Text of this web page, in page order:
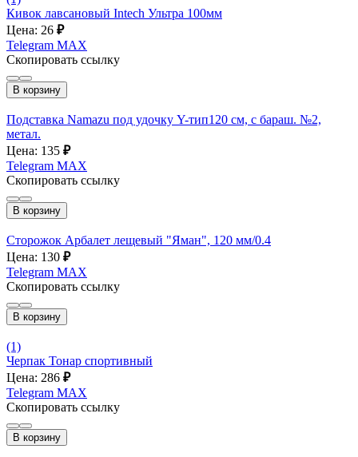
Кивок лавсановый Intech Ультра 100мм
Цена: 26 ₽
Telegram MAX
Скопировать ссылку
В корзину
Подставка Namazu под удочку Y-тип120 см, с бараш. №2,
метал.
Цена: 135 ₽
Telegram MAX
Скопировать ссылку
В корзину
Сторожок Арбалет лещевый "Яман", 120 мм/0.4
Цена: 130 ₽
Telegram MAX
Скопировать ссылку
В корзину
(1)
Черпак Тонар спортивный
Цена: 286 ₽
Telegram MAX
Скопировать ссылку
В корзину